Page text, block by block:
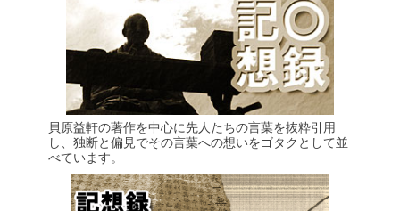
貝原益軒の著作を中心に先人たちの言葉を抜粋引用
し、独断と偏見でその言葉への想いをゴタクとして並
べています。